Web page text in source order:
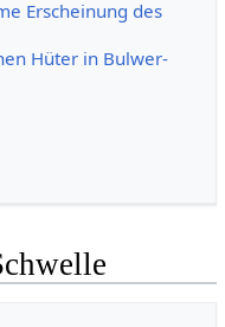
Erscheinung des
Hüter in Bulwer-